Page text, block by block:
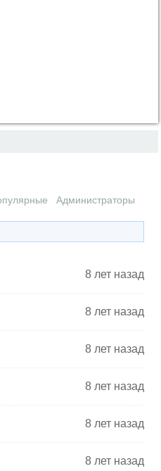
Администраторы
8 лет назад
8 лет назад
8 лет назад
8 лет назад
8 лет назад
8 лет назад